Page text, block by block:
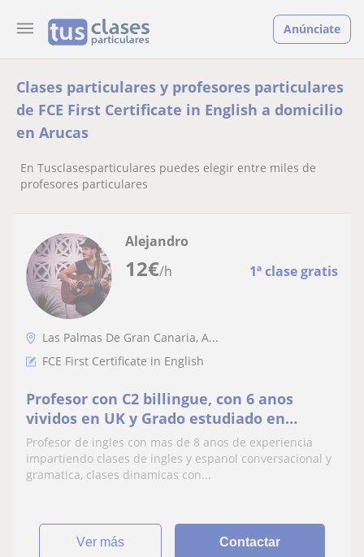
Anúnciate
Clases particulares y profesores particulares
de FCE First Certificate in English a domicilio
en Arucas
En Tusclasesparticulares puedes elegir entre miles de
profesores particulares
12€/h 1ª clase gratis
Alejandro
Las Palmas De Gran Canaria, A...
FCE First Certificate in English
Profesor con C2 billingue, con 6 anos
vividos en UK y Grado estudiado en
Universidad en el centro de Londres busca
dar clases de Ingles y conversacional
Profesor de ingles con mas de 8 anos de experiencia
impartiendo clases de ingles y espanol conversacional y
gramatica, clases dinamicas con...
ver más Contactar